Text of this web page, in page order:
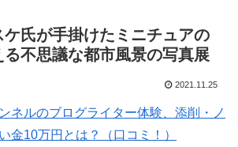
氏が手掛けたミニチュアの
る不思議な都市風景の写真展
2021.11.25
ネルのブログライター体験、添削・ノ
金10万円とは？（口コミ！）